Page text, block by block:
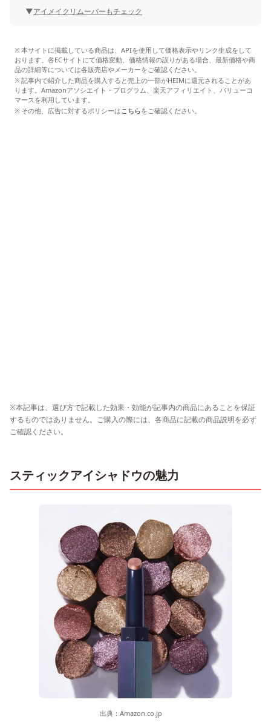
アイメイクリムーバーもチェック
本サイトに掲載している商品は、APIを使用して価格表示やリンク生成をして
おります。各ECサイトにて価格変動、価格情報の誤りがある場合、最新価格や商
品の詳細等については各販売店やメーカーをご確認ください。
記事内で紹介した商品を購入すると売上の一部がHEIMに還元されることがあ
ります。Amazonアソシエイト・プログラム、楽天アフィリエイト、バリューコ
マースを利用しています。
その他、広告に対するポリシーはこちらをご確認ください。
※本記事は、選び方で記載した効果・効能が記事内の商品にあることを保証
するものではありません。ご購入の際には、各商品に記載の商品説明を必ず
ご確認ください。
スティックアイシャドウの魅力
出典： Amazon.co.jp